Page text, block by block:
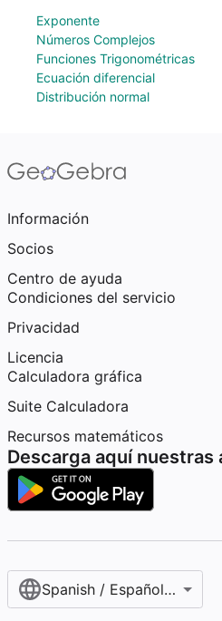
Exponente
Números Complejos
Funciones Trigonométricas
Ecuación diferencial
Distribución normal
Información
Socios
Centro de ayuda
Condiciones del servicio
Privacidad
Licencia
Calculadora gráfica
Suite Calculadora
Recursos matemáticos
Descarga aquí nuestras
Spanish / Español